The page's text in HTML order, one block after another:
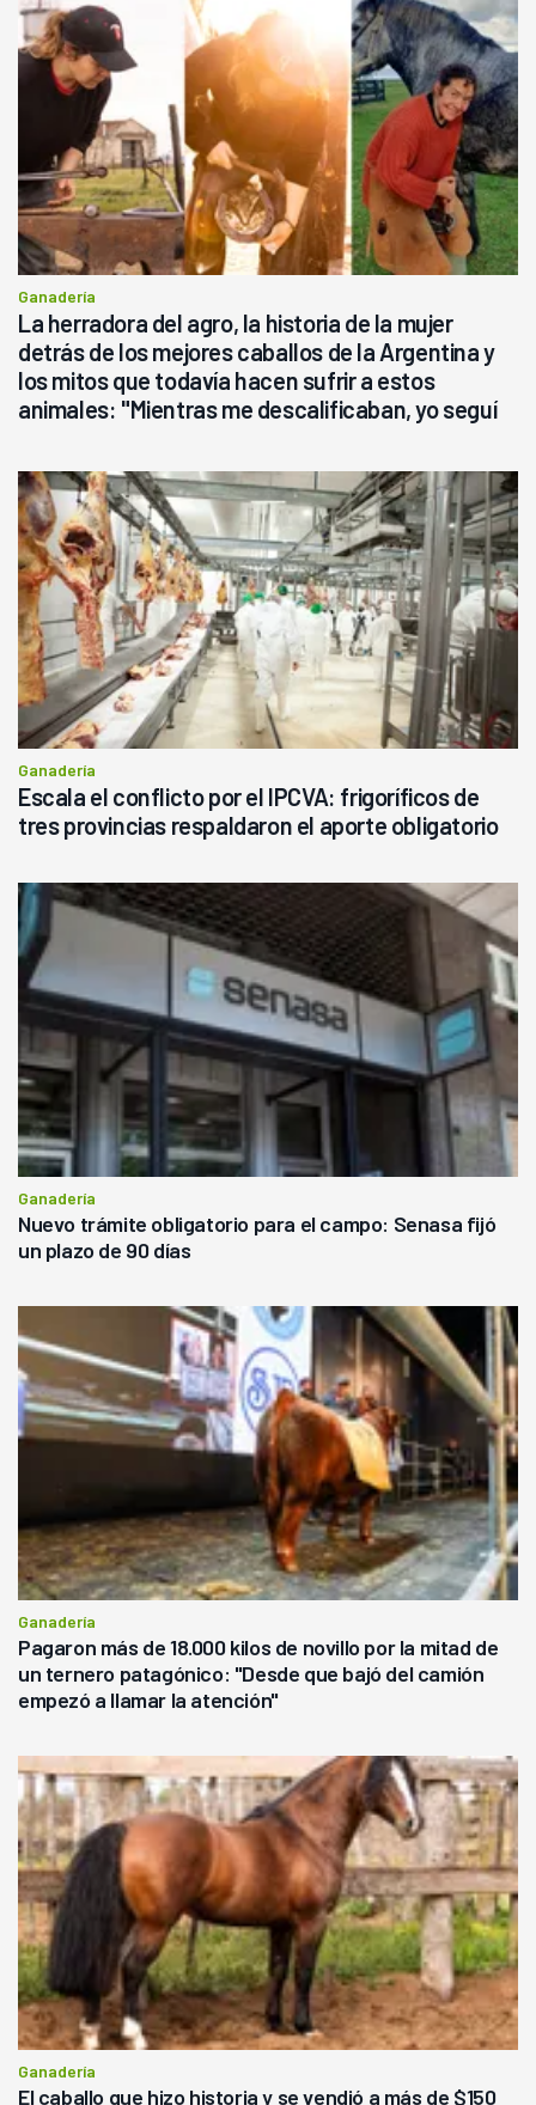
Ganadería
La herradora del agro, la historia de la mujer
detrás de los mejores caballos de la Argentina y
los mitos que todavía hacen sufrir a estos
animales: "Mientras me descalificaban, yo seguí
Ganadería
Escala el conflicto por el IPCVA: frigoríficos de
tres provincias respaldaron el aporte obligatorio
Ganadería
Nuevo trámite obligatorio para el campo: Senasa fijó
un plazo de 90 días
Ganadería
Pagaron más de 18.000 kilos de novillo por la mitad de
un ternero patagónico: "Desde que bajó del camión
empezó a llamar la atención"
Ganadería
El caballo que hizo historia y se vendió a más de $150